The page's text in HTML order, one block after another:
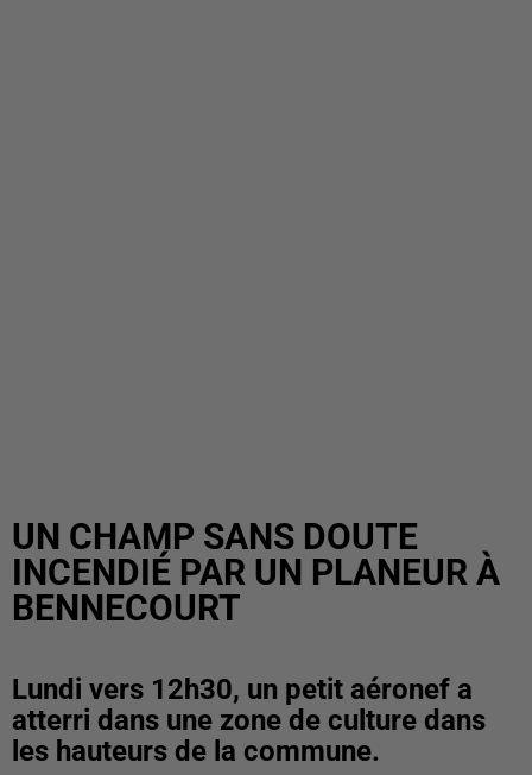
UN CHAMP SANS DOUTE
INCENDIÉ PAR UN PLANEUR À
BENNECOURT
Lundi vers 12h30, un petit aéronef a
atterri dans une zone de culture dans
les hauteurs de la commune.